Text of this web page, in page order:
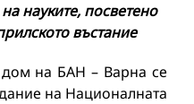
науките, посветено
въстание
на БАН – Варна се
на Националната